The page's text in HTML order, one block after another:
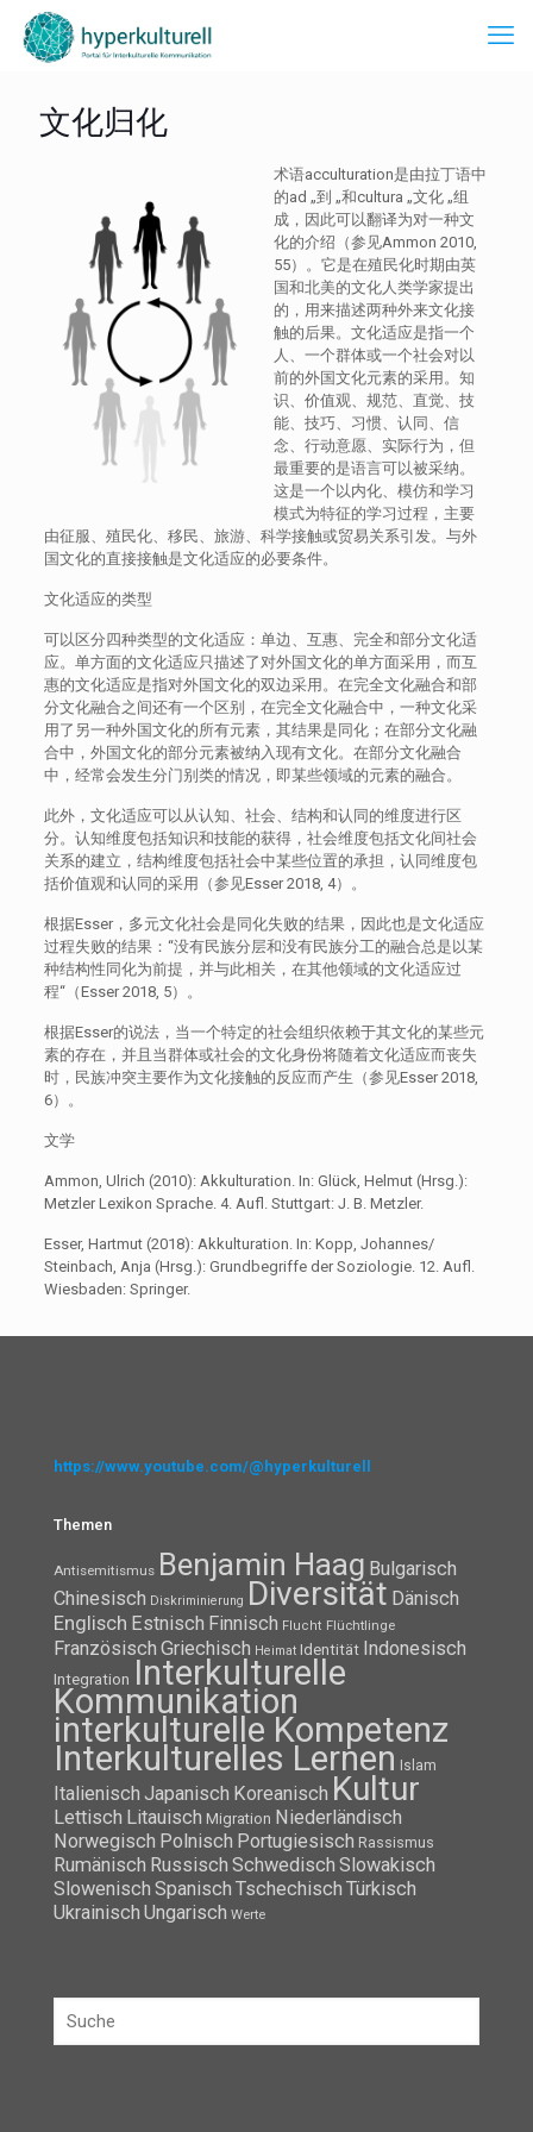
文化归化
术语acculturation是由拉丁语中
的ad „到 „和cultura „文化 „组
成，因此可以翻译为对一种文
化的介绍（参见Ammon 2010,
55）。它是在殖民化时期由英
国和北美的文化人类学家提出
的，用来描述两种外来文化接
触的后果。文化适应是指一个
人、一个群体或一个社会对以
前的外国文化元素的采用。知
识、价值观、规范、直觉、技
能、技巧、习惯、认同、信
念、行动意愿、实际行为，但
最重要的是语言可以被采纳。
这是一个以内化、模仿和学习
模式为特征的学习过程，主要
由征服、殖民化、移民、旅游、科学接触或贸易关系引发。与外
国文化的直接接触是文化适应的必要条件。
文化适应的类型
可以区分四种类型的文化适应：单边、互惠、完全和部分文化适
应。单方面的文化适应只描述了对外国文化的单方面采用，而互
惠的文化适应是指对外国文化的双边采用。在完全文化融合和部
分文化融合之间还有一个区别，在完全文化融合中，一种文化采
用了另一种外国文化的所有元素，其结果是同化；在部分文化融
合中，外国文化的部分元素被纳入现有文化。在部分文化融合
中，经常会发生分门别类的情况，即某些领域的元素的融合。
此外，文化适应可以从认知、社会、结构和认同的维度进行区
分。认知维度包括知识和技能的获得，社会维度包括文化间社会
关系的建立，结构维度包括社会中某些位置的承担，认同维度包
括价值观和认同的采用（参见Esser 2018, 4）。
根据Esser，多元文化社会是同化失败的结果，因此也是文化适应
过程失败的结果：“没有民族分层和没有民族分工的融合总是以某
种结构性同化为前提，并与此相关，在其他领域的文化适应过
程“（Esser 2018, 5）。
根据Esser的说法，当一个特定的社会组织依赖于其文化的某些元
素的存在，并且当群体或社会的文化身份将随着文化适应而丧失
时，民族冲突主要作为文化接触的反应而产生（参见Esser 2018,
6）。
文学
Ammon, Ulrich (2010): Akkulturation. In: Glück, Helmut (Hrsg.):
Metzler Lexikon Sprache. 4. Aufl. Stuttgart: J. B. Metzler.
Esser, Hartmut (2018): Akkulturation. In: Kopp, Johannes/
Steinbach, Anja (Hrsg.): Grundbegriffe der Soziologie. 12. Aufl.
Wiesbaden: Springer.
https://www.youtube.com/@hyperkulturell
Themen
Antisemitismus Benjamin Haag Bulgarisch
Chinesisch Diskriminierung Diversität Dänisch
Englisch Estnisch Finnisch Flucht Flüchtlinge
Französisch Griechisch Heimat Identität Indonesisch
Integration Interkulturelle
Kommunikation
interkulturelle Kompetenz
Interkulturelles Lernen Islam
Italienisch Japanisch Koreanisch Kultur
Lettisch Litauisch Migration Niederländisch
Norwegisch Polnisch Portugiesisch Rassismus
Rumänisch Russisch Schwedisch Slowakisch
Slowenisch Spanisch Tschechisch Türkisch
Ukrainisch Ungarisch Werte